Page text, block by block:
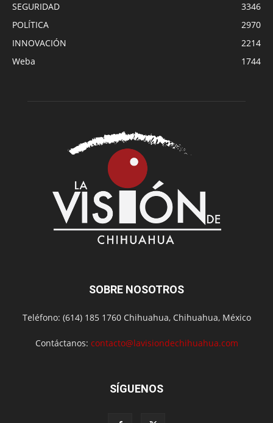
SEGURIDAD
3346
POLÍTICA
2970
INNOVACIÓN
2214
Weba
1744
SOBRE NOSOTROS
Teléfono: (614) 185 1760 Chihuahua, Chihuahua, México
Contáctanos: contacto@lavisiondechihuahua.com
SÍGUENOS